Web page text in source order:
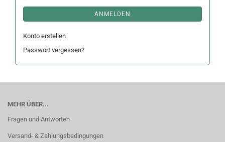
ANMELDEN
Konto erstellen
Passwort vergessen?
MEHR ÜBER...
Fragen und Antworten
Versand- & Zahlungsbedingungen